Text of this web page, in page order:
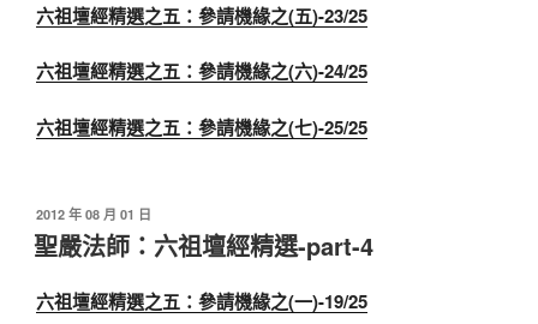
六祖壇經精選之五：參請機緣之(五)-23/25
六祖壇經精選之五：參請機緣之(六)-24/25
六祖壇經精選之五：參請機緣之(七)-25/25
發
佈
於
2012 年 08 月 01 日
聖嚴法師：六祖壇經精選-part-4
六祖壇經精選之五：參請機緣之(一)-19/25